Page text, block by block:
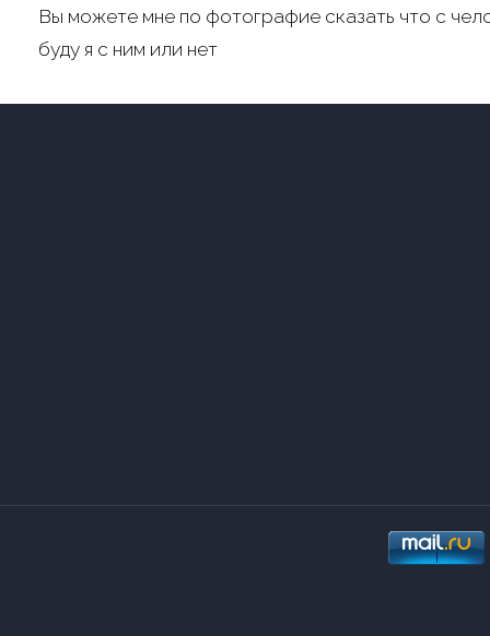
Вы можете мне по фотографие сказать что с
буду я с ним или нет